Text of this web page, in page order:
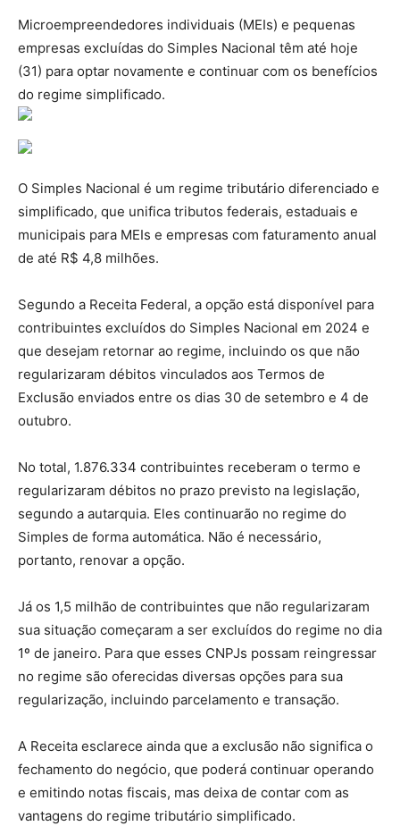
Microempreendedores individuais (MEIs) e pequenas
empresas excluídas do Simples Nacional têm até hoje
(31) para optar novamente e continuar com os benefícios
do regime simplificado.
O Simples Nacional é um regime tributário diferenciado e
simplificado, que unifica tributos federais, estaduais e
municipais para MEIs e empresas com faturamento anual
de até R$ 4,8 milhões.
Segundo a Receita Federal, a opção está disponível para
contribuintes excluídos do Simples Nacional em 2024 e
que desejam retornar ao regime, incluindo os que não
regularizaram débitos vinculados aos Termos de
Exclusão enviados entre os dias 30 de setembro e 4 de
outubro.
No total, 1.876.334 contribuintes receberam o termo e
regularizaram débitos no prazo previsto na legislação,
segundo a autarquia. Eles continuarão no regime do
Simples de forma automática. Não é necessário,
portanto, renovar a opção.
Já os 1,5 milhão de contribuintes que não regularizaram
sua situação começaram a ser excluídos do regime no dia
1º de janeiro. Para que esses CNPJs possam reingressar
no regime são oferecidas diversas opções para sua
regularização, incluindo parcelamento e transação.
A Receita esclarece ainda que a exclusão não significa o
fechamento do negócio, que poderá continuar operando
e emitindo notas fiscais, mas deixa de contar com as
vantagens do regime tributário simplificado.